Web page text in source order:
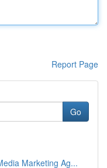
Report Page
Go
Marketing Ag...